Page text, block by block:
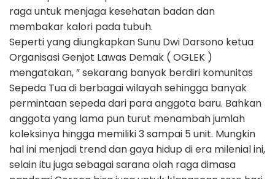
raga untuk menjaga kesehatan badan dan
membakar kalori pada tubuh.
Seperti yang diungkapkan Sunu Dwi Darsono ketua
Organisasi Genjot Lawas Demak ( OGLEK )
mengatakan, ” sekarang banyak berdiri komunitas
Sepeda Tua di berbagai wilayah sehingga banyak
permintaan sepeda dari para anggota baru. Bahkan
anggota yang lama pun turut menambah jumlah
koleksinya hingga memiliki 3 sampai 5 unit. Mungkin
hal ini menjadi trend dan gaya hidup di era milenial ini,
selain itu juga sebagai sarana olah raga dimasa